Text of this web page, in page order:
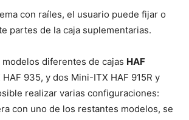
con raíles, el usuario puede fijar o
partes de la caja suplementarias.
diferentes de cajas HAF
HAF 935, y dos Mini-ITX HAF 915R y
realizar varias configuraciones:
con uno de los restantes modelos, se